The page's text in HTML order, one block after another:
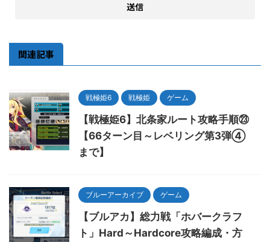
関連記事
戦極姫6 戦極姫 ゲーム
【戦極姫6】北条家ルート攻略手順㉓
【66ターン目～レベリング第3弾④
まで】
ブルーアーカイブ ゲーム
【ブルアカ】総力戦「ホバークラフ
ト」Hard～Hardcore攻略編成・方